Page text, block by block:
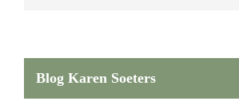
Blog Karen Soeters